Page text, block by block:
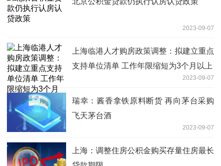
2023-09-07
上海临港人才购房政策调整：拟建立重点
支持单位清单 工作年限缩短为3个月以上
2023-09-07
瑞幸：酱香拿铁原料断货 再向茅台采购
飞天茅台酒
2023-09-07
上海：调整住房公积金购买存量住房最长